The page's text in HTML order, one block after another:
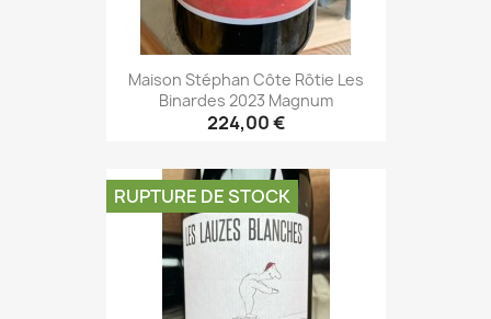
Maison Stéphan Côte Rôtie Les
Binardes 2023 Magnum
224,00 €
RUPTURE DE STOCK